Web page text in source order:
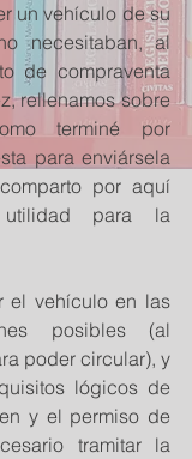
un vehículo de su
necesitaban, al
de compraventa
rellenamos sobre
terminé por
para enviársela
por aquí
para la
el vehículo en las
posibles (al
poder circular), y
lógicos de
y el permiso de
tramitar la